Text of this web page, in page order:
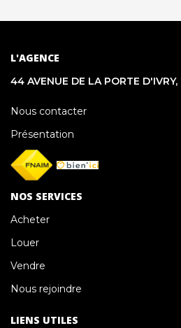
L'AGENCE
44 AVENUE DE LA PORTE D'IVRY,
Nous contacter
Présentation
NOS SERVICES
Acheter
Louer
Vendre
Nous rejoindre
LIENS UTILES